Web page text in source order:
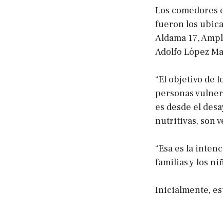
Los
fueron los
Aldama 17,
Adolfo López
“El objetivo de
personas
es desde el
nutritivas, son
“Esa es la
familias y los
Inicialmente,